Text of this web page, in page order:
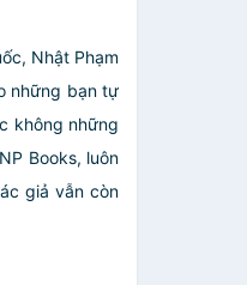
Nhật Phạm
những bạn tự
không những
Books, luôn
giả vẫn còn